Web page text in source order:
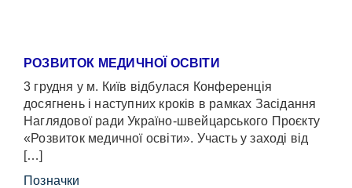
РОЗВИТОК МЕДИЧНОЇ ОСВІТИ
3 грудня у м. Київ відбулася Конференція
досягнень і наступних кроків в рамках Засідання
Наглядової ради Україно-швейцарського Проєкту
«Розвиток медичної освіти». Участь у заході від
[…]
Позначки